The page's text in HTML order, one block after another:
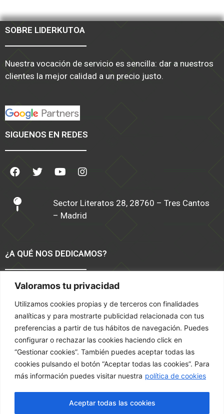
Valoramos tu privacidad
Utilizamos cookies propias y de terceros con finalidades
analíticas y para mostrarte publicidad relacionada con tus
preferencias a partir de tus hábitos de navegación. Puedes
configurar o rechazar las cookies haciendo click en
“Gestionar cookies”. También puedes aceptar todas las
cookies pulsando el botón “Aceptar todas las cookies”. Para
más información puedes visitar nuestra política de cookies
Aceptar todas las cookies
SOBRE LIDERKUTOA
Nuestra vocación de servicio es sencilla: dar a nuestros
clientes la mejor calidad a un precio justo.
SIGUENOS EN REDES
Sector Literatos 28, 28760 – Tres Cantos
– Madrid
¿A QUÉ NOS DEDICAMOS?
Software TPV Moda y Calzado
Tiendas Online
Servicios
Marketing
TÉRMINOS Y CONDICIONES
Política de privacidad
Política de Cookies